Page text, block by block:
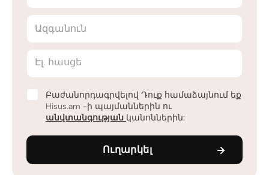
Ազգանուն
Էլ. հասցե
Բաժանորդագրվելով Դուք համաձայնում եք
Hisus.am -ի պայմաններին ու
անվտանգության կանոններին:
Ուղարկել